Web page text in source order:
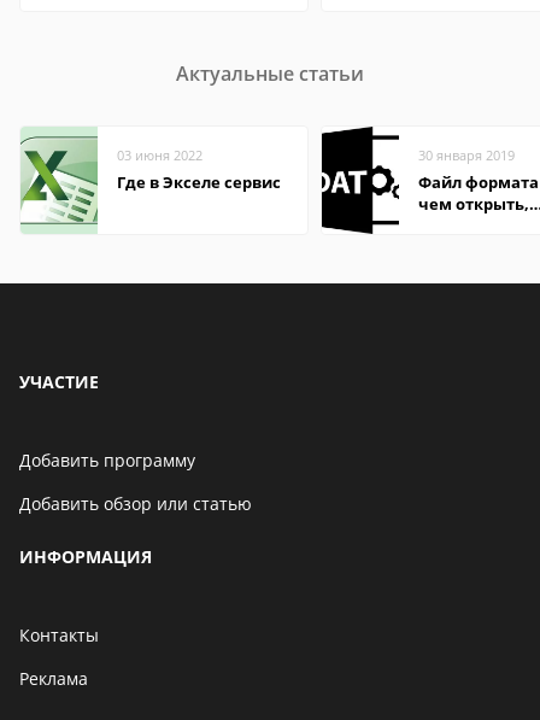
Актуальные статьи
03 июня 2022
Где в Экселе сервис
30 января 2019
Файл формата
чем открыть,
УЧАСТИЕ
Добавить программу
Добавить обзор или статью
ИНФОРМАЦИЯ
Контакты
Реклама